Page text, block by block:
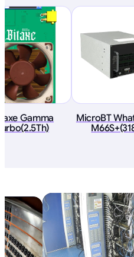
Gamma
MicroBT